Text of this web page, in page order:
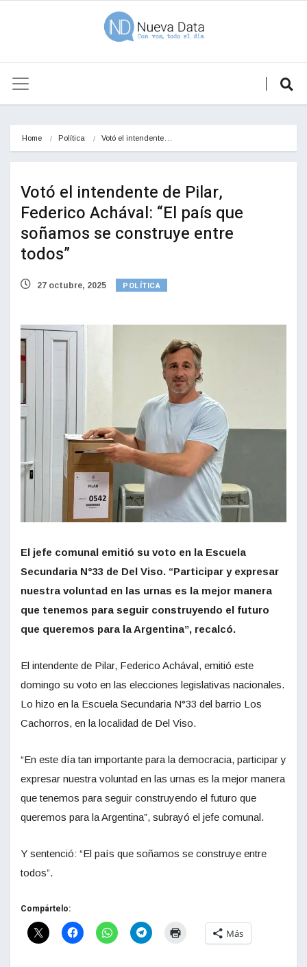
Home Política Votó el intendente…
Votó el intendente de Pilar,
Federico Achával: “El país que
soñamos se construye entre
todos”
27 octubre, 2025 POLÍTICA
El jefe comunal emitió su voto en la Escuela
Secundaria N°33 de Del Viso. “Participar y expresar
nuestra voluntad en las urnas es la mejor manera
que tenemos para seguir construyendo el futuro
que queremos para la Argentina”, recalcó.
El intendente de Pilar, Federico Achával, emitió este
domingo su voto en las elecciones legislativas nacionales.
Lo hizo en la Escuela Secundaria N°33 del barrio Los
Cachorros, en la localidad de Del Viso.
“En este día tan importante para la democracia, participar y
expresar nuestra voluntad en las urnas es la mejor manera
que tenemos para seguir construyendo el futuro que
queremos para la Argentina”, subrayó el jefe comunal.
Y sentenció: “El país que soñamos se construye entre
todos”.
Compártelo:
Más